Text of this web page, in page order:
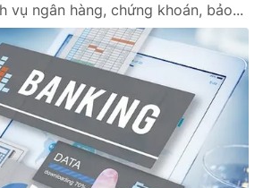
vụ ngân hàng, chứng khoán, bảo...